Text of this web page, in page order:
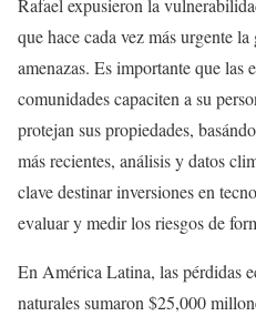
Rafael expusieron la
que hace cada vez más urgente
amenazas. Es importante que las
comunidades capaciten a su
protejan sus propiedades,
más recientes, análisis y datos
clave destinar inversiones en
evaluar y medir los riesgos de
En América Latina, las pérdidas
naturales sumaron $25,000